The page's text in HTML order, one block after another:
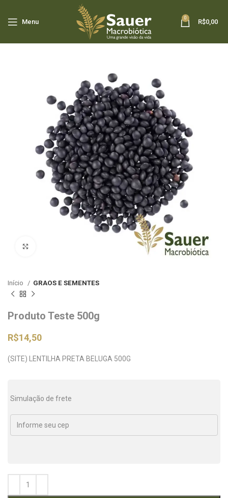
Menu
0
R$0,00
Início GRAOS E SEMENTES
Produto Teste 500g
R$14,50
(SITE) LENTILHA PRETA BELUGA 500G
Simulação de frete